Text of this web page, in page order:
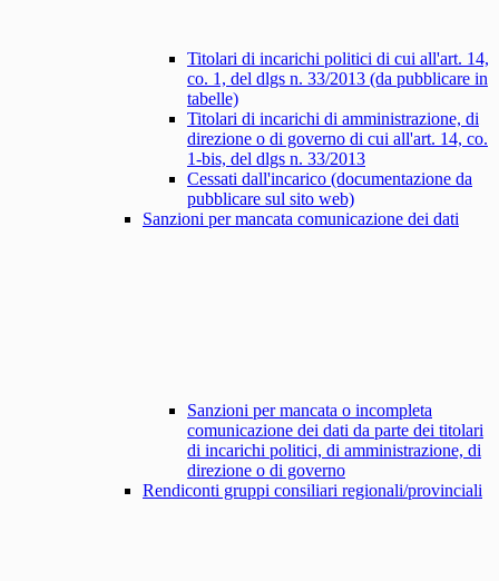
Titolari di incarichi politici di cui all'art. 14,
co. 1, del dlgs n. 33/2013 (da pubblicare in
tabelle)
Titolari di incarichi di amministrazione, di
direzione o di governo di cui all'art. 14, co.
1-bis, del dlgs n. 33/2013
Cessati dall'incarico (documentazione da
pubblicare sul sito web)
Sanzioni per mancata comunicazione dei dati
Sanzioni per mancata o incompleta
comunicazione dei dati da parte dei titolari
di incarichi politici, di amministrazione, di
direzione o di governo
Rendiconti gruppi consiliari regionali/provinciali